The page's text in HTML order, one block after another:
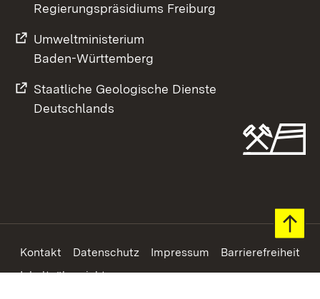
Regierungspräsidiums Freiburg
Umweltministerium
Baden-Württemberg
Staatliche Geologische Dienste
Deutschlands
Footer
Kontakt Datenschutz Impressum
Barrierefreiheit
Inhaltsübersicht